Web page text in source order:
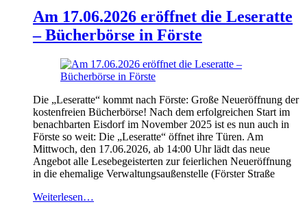
Am 17.06.2026 eröffnet die Leseratte
– Bücherbörse in Förste
Die „Leseratte“ kommt nach Förste: Große Neueröffnung der
kostenfreien Bücherbörse! Nach dem erfolgreichen Start im
benachbarten Eisdorf im November 2025 ist es nun auch in
Förste so weit: Die „Leseratte“ öffnet ihre Türen. Am
Mittwoch, den 17.06.2026, ab 14:00 Uhr lädt das neue
Angebot alle Lesebegeisterten zur feierlichen Neueröffnung
in die ehemalige Verwaltungsaußenstelle (Förster Straße
Weiterlesen…